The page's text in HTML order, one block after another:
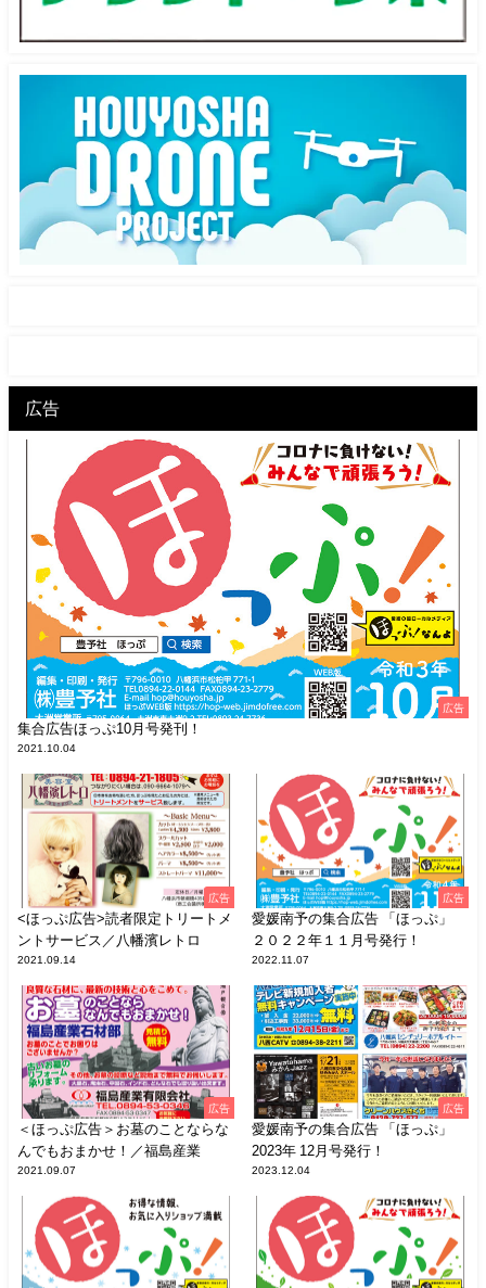
広告
広告
集合広告ほっぷ10月号発刊！
2021.10.04
広告
<ほっぷ広告>読者限定トリートメ
ントサービス／八幡濱レトロ
2021.09.14
広告
愛媛南予の集合広告 「ほっぷ」
２０２２年１１月号発行！
2022.11.07
広告
＜ほっぷ広告＞お墓のことならな
んでもおまかせ！／福島産業
2021.09.07
広告
愛媛南予の集合広告 「ほっぷ」
2023年 12月号発行！
2023.12.04